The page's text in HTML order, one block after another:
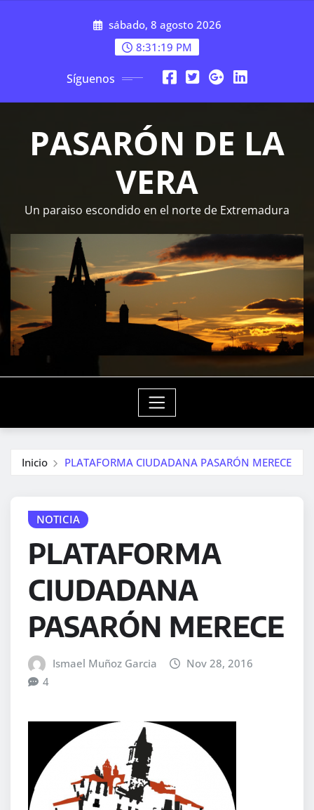
sábado, 8 agosto 2026
8:31:19 PM
Síguenos
PASARÓN DE LA
VERA
Un paraiso escondido en el norte de Extremadura
Inicio PLATAFORMA CIUDADANA PASARÓN MERECE
NOTICIA
PLATAFORMA
CIUDADANA
PASARÓN MERECE
Ismael Muñoz Garcia
Nov 28, 2016
4